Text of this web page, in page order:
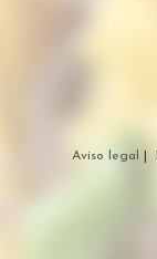
Aviso legal